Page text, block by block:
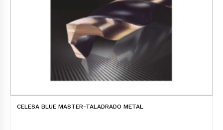
CELESA BLUE MASTER-TALADRADO METAL